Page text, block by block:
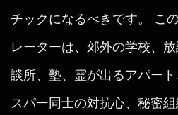
チックになるべきです。 こ
レーターは、郊外の学校、
談所、塾、霊が出るアパー
スパー同士の対抗心、秘密